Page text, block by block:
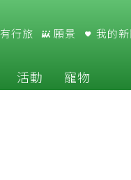
有行旅 願景 我的
活動 寵物